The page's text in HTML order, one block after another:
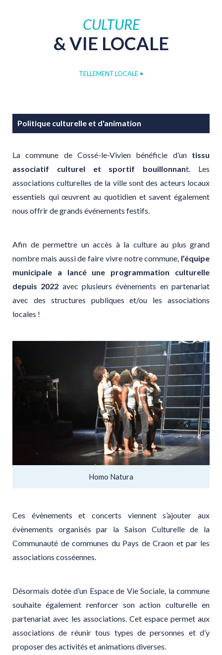
CULTURE
&VIE LOCALE
TELLEMENT LOCALE •
Politique culturelle et d'animation
La commune de Cossé-le-Vivien bénéficie d’untissu
associatif culturel et sportif bouillonnant. Les
associations culturelles de la ville sont des acteurs locaux
essentiels qui œuvrent au quotidien et savent également
nous offrir de grands événements festifs.
Afin de permettre un accès à la culture au plus grand
nombre mais aussi de faire vivre notre commune, l’équipe
municipale
a
lancé une programmation culturelle
depuis 2022 avec plusieurs évènements en partenariat
avec des structures publiques et/ou les associations
locales !
Homo Natura
Ces évènements et concerts viennent s’ajouter aux
évènements organisés par la Saison Culturelle de la
Communauté de communes du Pays de Craon et par les
associations cosséennes.
Désormais dotée d’un Espace de Vie Sociale, la commune
souhaite également renforcer son action culturelle en
partenariat avec les associations. Cet espace permet aux
associations de réunir tous types de personnes et d’y
proposer des activités et animations diverses.